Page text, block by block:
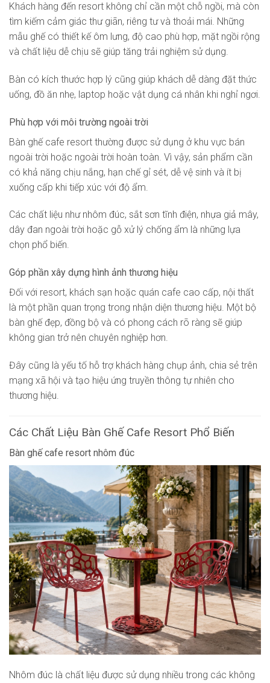
Khách hàng đến resort không chỉ cần một chỗ ngồi, mà còn
tìm kiếm cảm giác thư giãn, riêng tư và thoải mái. Những
mẫu ghế có thiết kế ôm lưng, độ cao phù hợp, mặt ngồi rộng
và chất liệu dễ chịu sẽ giúp tăng trải nghiệm sử dụng.
Bàn có kích thước hợp lý cũng giúp khách dễ dàng đặt thức
uống, đồ ăn nhẹ, laptop hoặc vật dụng cá nhân khi nghỉ ngơi.
Phù hợp với môi trường ngoài trời
Bàn ghế cafe resort thường được sử dụng ở khu vực bán
ngoài trời hoặc ngoài trời hoàn toàn. Vì vậy, sản phẩm cần
có khả năng chịu nắng, hạn chế gỉ sét, dễ vệ sinh và ít bị
xuống cấp khi tiếp xúc với độ ẩm.
Các chất liệu như nhôm đúc, sắt sơn tĩnh điện, nhựa giả mây,
dây đan ngoài trời hoặc gỗ xử lý chống ẩm là những lựa
chọn phổ biến.
Góp phần xây dựng hình ảnh thương hiệu
Đối với resort, khách sạn hoặc quán cafe cao cấp, nội thất
là một phần quan trọng trong nhận diện thương hiệu. Một bộ
bàn ghế đẹp, đồng bộ và có phong cách rõ ràng sẽ giúp
không gian trở nên chuyên nghiệp hơn.
Đây cũng là yếu tố hỗ trợ khách hàng chụp ảnh, chia sẻ trên
mạng xã hội và tạo hiệu ứng truyền thông tự nhiên cho
thương hiệu.
Các Chất Liệu Bàn Ghế Cafe Resort Phổ Biến
Bàn ghế cafe resort nhôm đúc
Nhôm đúc là chất liệu được sử dụng nhiều trong các không